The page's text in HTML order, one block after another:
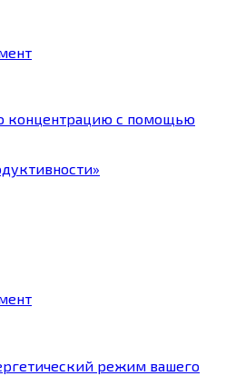
концентрацию с помощью
режим вашего